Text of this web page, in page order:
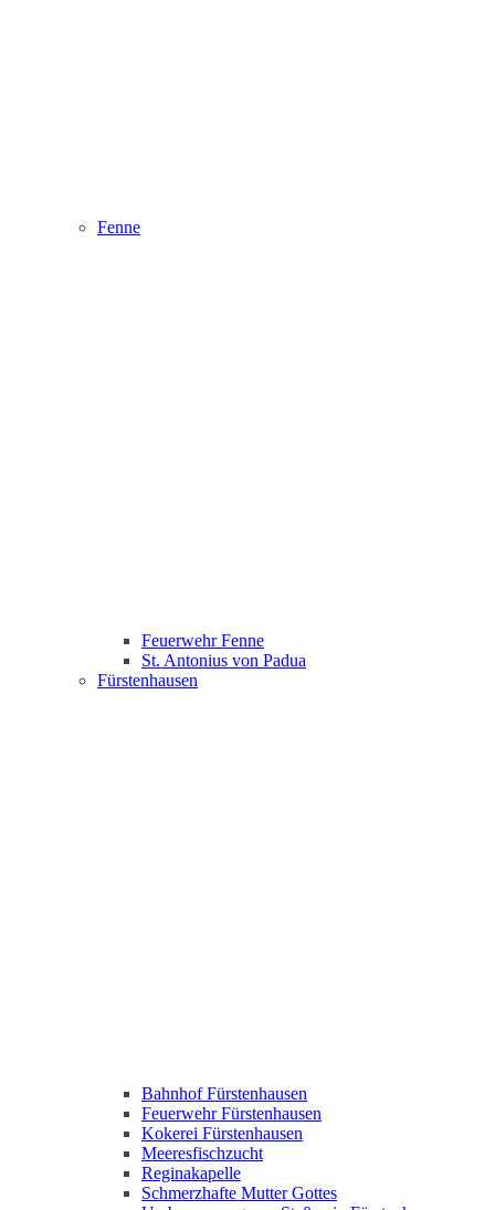
Fenne
Feuerwehr Fenne
St. Antonius von Padua
Fürstenhausen
Bahnhof Fürstenhausen
Feuerwehr Fürstenhausen
Kokerei Fürstenhausen
Meeresfischzucht
Reginakapelle
Schmerzhafte Mutter Gottes